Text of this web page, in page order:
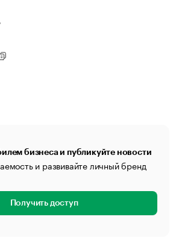
бизнеса и публикуйте новости
и развивайте личный бренд
Получить доступ